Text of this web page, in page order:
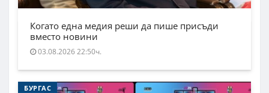
Когато една медия реши да пише присъди
вместо новини
03.08.2026 22:50ч.
БУРГАС